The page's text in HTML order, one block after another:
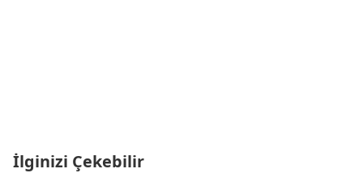
İlginizi Çekebilir